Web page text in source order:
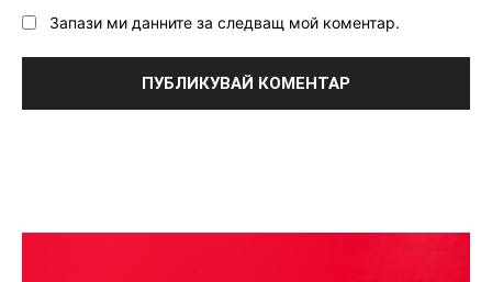
Запази ми данните за следващ мой коментар.